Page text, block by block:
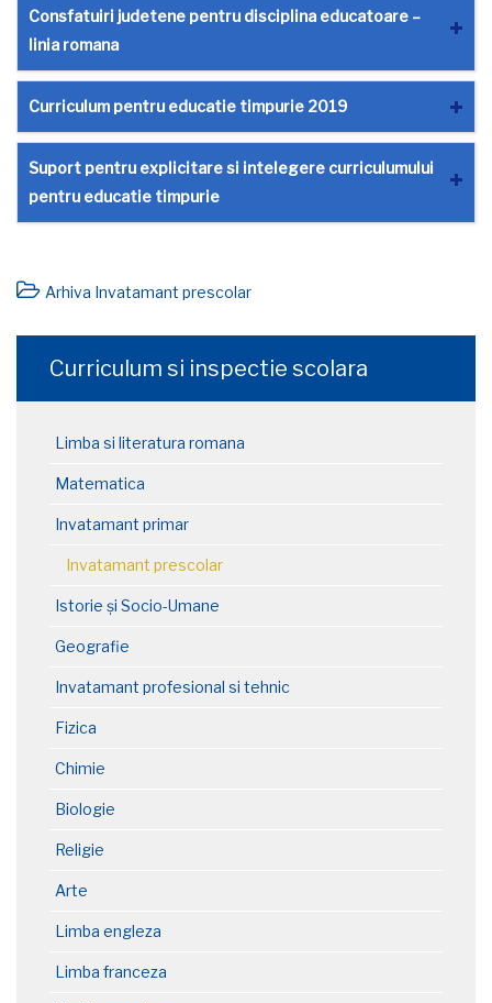
Consfatuiri judetene pentru disciplina educatoare –
linia romana
Curriculum pentru educatie timpurie 2019
Suport pentru explicitare si intelegere curriculumului
pentru educatie timpurie
Arhiva Invatamant prescolar
Curriculum si inspectie scolara
Limba si literatura romana
Matematica
Invatamant primar
Invatamant prescolar
Istorie și Socio-Umane
Geografie
Invatamant profesional si tehnic
Fizica
Chimie
Biologie
Religie
Arte
Limba engleza
Limba franceza